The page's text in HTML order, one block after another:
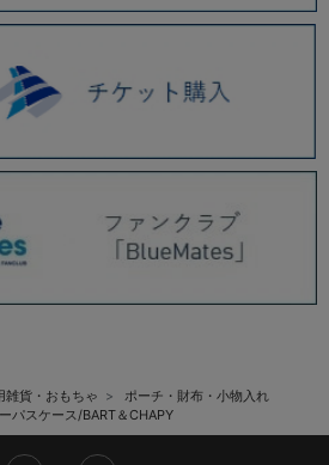
雑貨・おもちゃ
ポーチ・財布・小物入れ
パスケース/BART＆CHAPY